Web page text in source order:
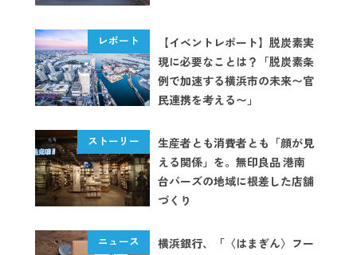
【イベントレポート】脱炭素実
現に必要なことは？「脱炭素条
例で加速する横浜市の未来〜官
民連携を考える〜」
生産者とも消費者とも「顔が見
える関係」を。無印良品 港南
台バーズの地域に根差した店舗
づくり
横浜銀行、「〈はまぎん〉フー